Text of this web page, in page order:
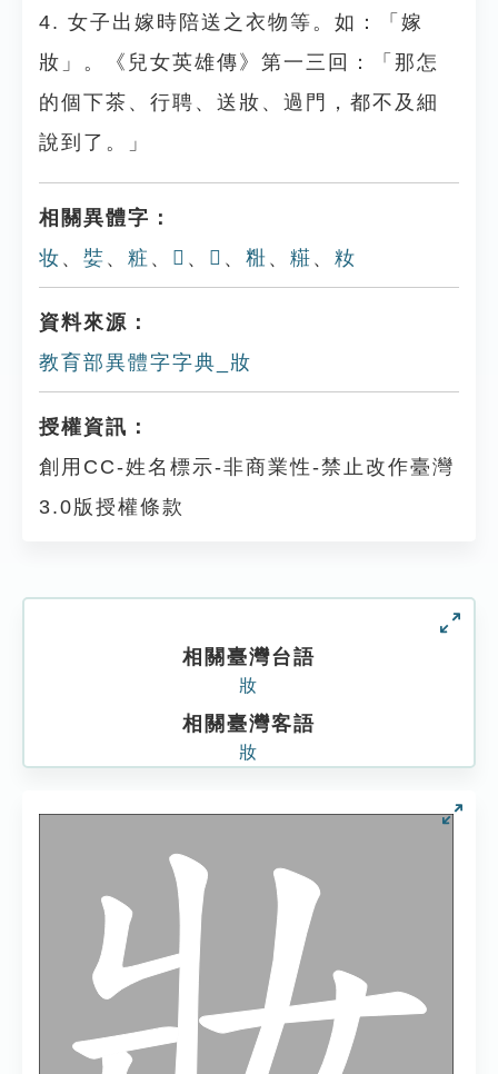
4. 女子出嫁時陪送之衣物等。如：「嫁
妝」。《兒女英雄傳》第一三回：「那怎
的個下茶、行聘、送妝、過門，都不及細
說到了。」
相關異體字：
妆 、 娤 、 粧 、 𡞓 、 𤖩 、 䊋 、 糚 、 籹
資料來源：
教育部異體字字典_妝
授權資訊：
創用CC-姓名標示-非商業性-禁止改作臺灣
3.0版授權條款
相關臺灣台語
妝
相關臺灣客語
妝